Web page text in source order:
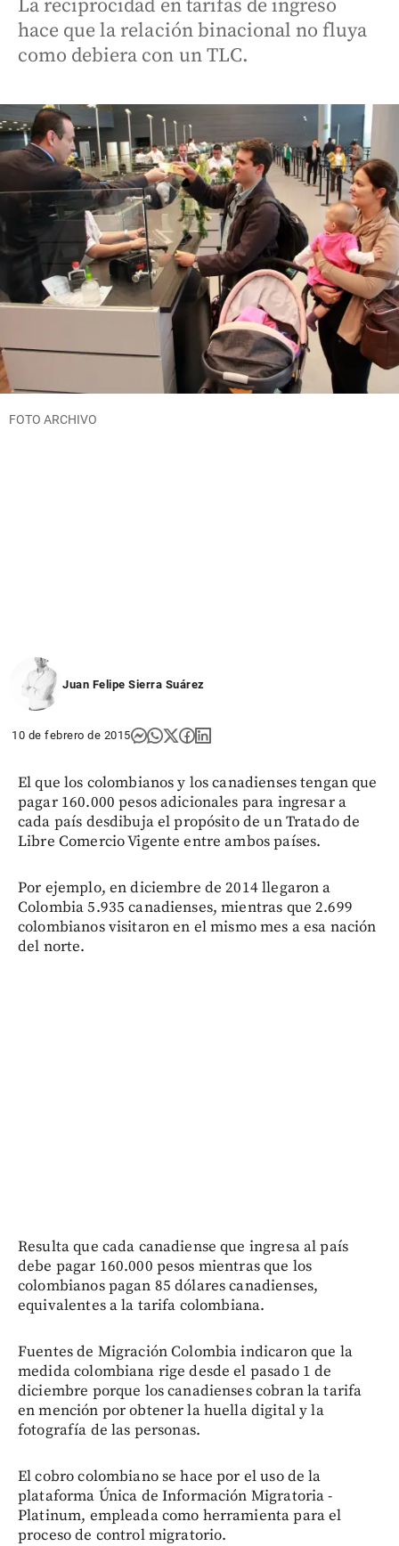
La reciprocidad en tarifas de ingreso
hace que la relación binacional no fluya
como debiera con un TLC.
FOTO ARCHIVO
Juan Felipe Sierra Suárez
10 de febrero de 2015
El que los colombianos y los canadienses tengan que
pagar 160.000 pesos adicionales para ingresar a
cada país desdibuja el propósito de un Tratado de
Libre Comercio Vigente entre ambos países.
Por ejemplo, en diciembre de 2014 llegaron a
Colombia 5.935 canadienses, mientras que 2.699
colombianos visitaron en el mismo mes a esa nación
del norte.
Resulta que cada canadiense que ingresa al país
debe pagar 160.000 pesos mientras que los
colombianos pagan 85 dólares canadienses,
equivalentes a la tarifa colombiana.
Fuentes de Migración Colombia indicaron que la
medida colombiana rige desde el pasado 1 de
diciembre porque los canadienses cobran la tarifa
en mención por obtener la huella digital y la
fotografía de las personas.
El cobro colombiano se hace por el uso de la
plataforma Única de Información Migratoria -
Platinum, empleada como herramienta para el
proceso de control migratorio.